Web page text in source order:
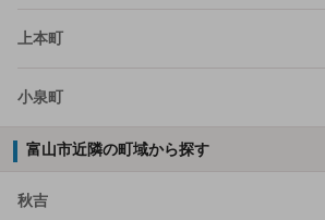
上本町
小泉町
富山市近隣の町域から探す
秋吉